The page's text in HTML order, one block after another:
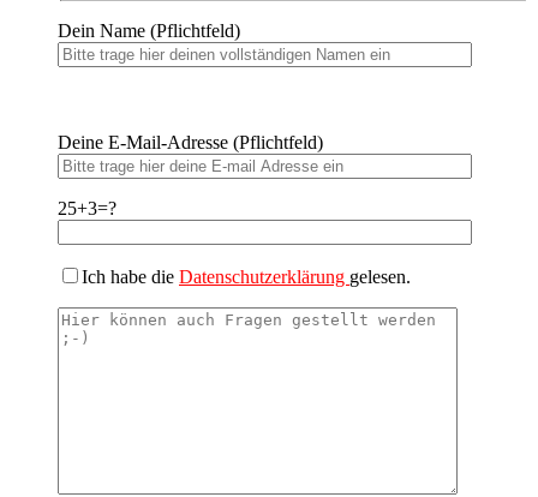
Dein Name (Pflichtfeld)
dieses
Feld
leer.
lasse
dieses
leer.
Deine E-Mail-Adresse (Pflichtfeld)
25+3=?
Ich habe die Datenschutzerklärung gelesen.